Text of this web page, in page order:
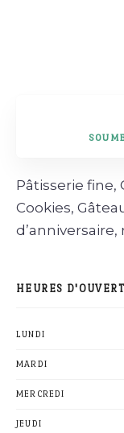
Pâtisserie fine,
Cookies,
HEURES
LUNDI
MARDI
MERCREDI
JEUDI